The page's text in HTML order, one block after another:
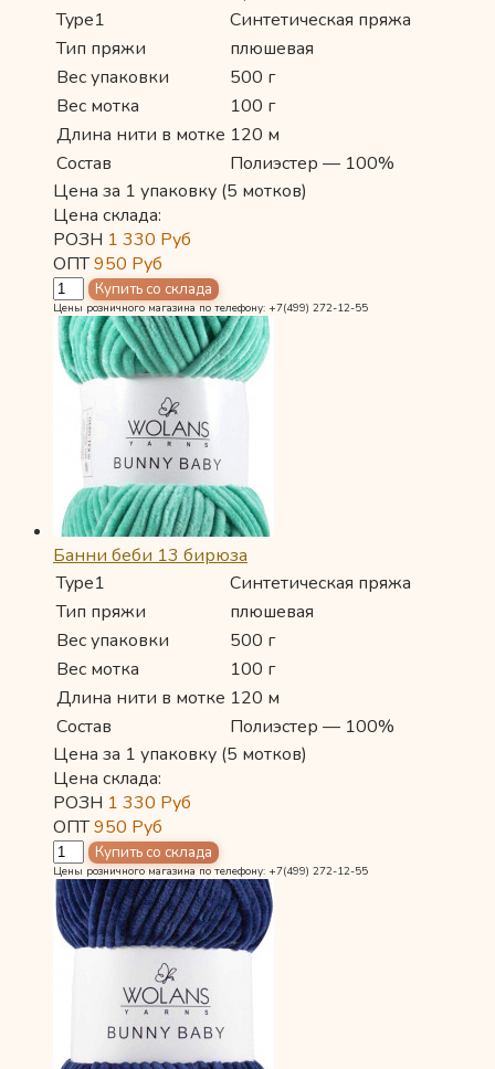
Type1
Синтетическая пряжа
Тип пряжи
плюшевая
Вес упаковки
500 г
Вес мотка
100 г
Длина нити в мотке 120 м
Состав
Полиэстер — 100%
Цена за 1 упаковку (5 мотков)
Цена склада:
РОЗН 1 330 Руб
ОПТ950 Руб
Цены розничного магазина по телефону: +7(499) 272-12-55
Банни беби 13 бирюза
Type1
Синтетическая пряжа
Тип пряжи
плюшевая
Вес упаковки
500 г
Вес мотка
100 г
Длина нити в мотке 120 м
Состав
Полиэстер — 100%
Цена за 1 упаковку (5 мотков)
Цена склада:
РОЗН 1 330 Руб
ОПТ950 Руб
Цены розничного магазина по телефону: +7(499) 272-12-55